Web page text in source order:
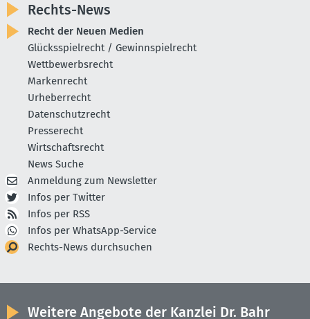
Rechts-News
Recht der Neuen Medien
Glücksspielrecht / Gewinnspielrecht
Wettbewerbsrecht
Markenrecht
Urheberrecht
Datenschutzrecht
Presserecht
Wirtschaftsrecht
News Suche
Anmeldung zum Newsletter
Infos per Twitter
Infos per RSS
Infos per WhatsApp-Service
Rechts-News durchsuchen
Weitere Angebote der Kanzlei Dr. Bahr